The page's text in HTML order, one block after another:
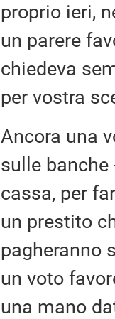
proprio ieri,
un parere
chiedeva
per vostra
Ancora una
sulle
cassa, per
un prestito
pagheranno
un voto
una mano